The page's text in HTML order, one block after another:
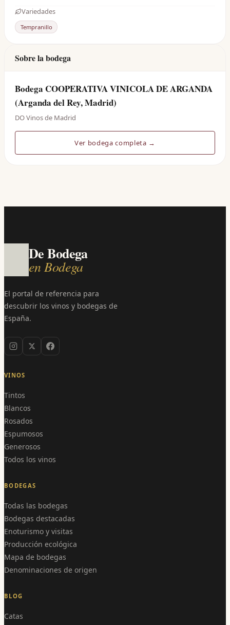
Variedades
Tempranillo
Sobre la bodega
Bodega COOPERATIVA VINICOLA DE ARGANDA
(Arganda del Rey, Madrid)
DO Vinos de Madrid
Ver bodega completa →
De Bodega
en Bodega
El portal de referencia para
descubrir los vinos y bodegas de
España.
VINOS
Tintos
Blancos
Rosados
Espumosos
Generosos
Todos los vinos
BODEGAS
Todas las bodegas
Bodegas destacadas
Enoturismo y visitas
Producción ecológica
Mapa de bodegas
Denominaciones de origen
BLOG
Catas